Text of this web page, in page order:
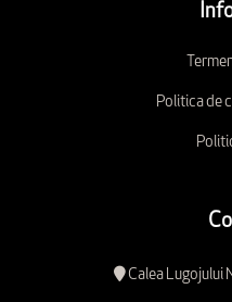
Politica de
Calea Lugojului